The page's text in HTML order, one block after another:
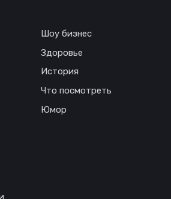
Шоу бизнес
Здоровье
История
Что посмотреть
Юмор